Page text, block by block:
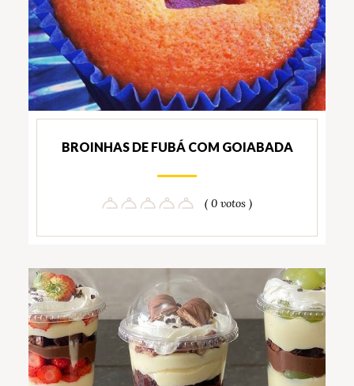
BROINHAS DE FUBÁ COM GOIABADA
( 0 votos )